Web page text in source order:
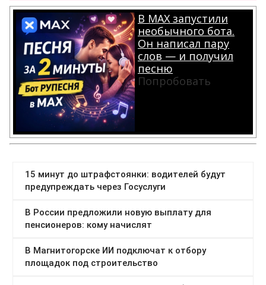
В MAX запустили
необычного бота.
Он написал пару
слов — и получил
песню
Попробовать